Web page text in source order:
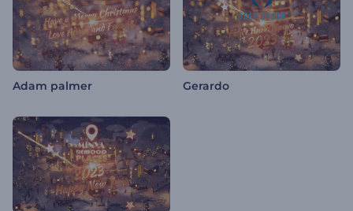
Adam palmer Gerardo